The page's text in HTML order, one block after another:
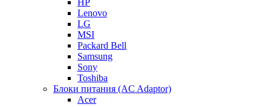
HP
Lenovo
LG
MSI
Packard Bell
Samsung
Sony
Toshiba
Блоки питания (AC Adaptor)
Acer